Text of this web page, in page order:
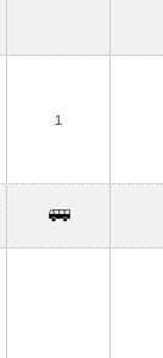
1